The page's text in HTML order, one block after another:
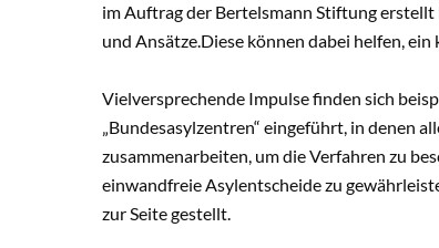
im Auftrag der Bertelsmann Stiftung
und Ansätze.Diese können dabei helfen,
Vielversprechende Impulse finden sich
„Bundesasylzentren“ eingeführt, in denen
zusammenarbeiten, um die Verfahren zu
einwandfreie Asylentscheide zu
zur Seite gestellt.